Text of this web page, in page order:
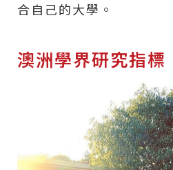
合自己的大學。
澳洲學界研究指標